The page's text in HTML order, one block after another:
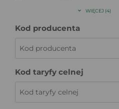
WIĘCEJ (4)
Kod producenta
Kod taryfy celnej